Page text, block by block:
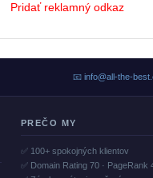
Pridať reklamný odkaz
📧 info@all-the-
PREČO MY
✅ 100+ spokojných klientov
✅ Domain Rating 70 · PageRank